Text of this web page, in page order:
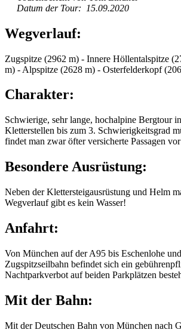
Datum der Tour: 15.09.2020
Wegverlauf:
Zugspitze (2962 m) - Innere Höllentalspitze
m) - Alpspitze (2628 m) - Osterfelderkopf
Charakter:
Schwierige, sehr lange, hochalpine Bergtour
Kletterstellen bis zum 3. Schwierigkeitsgrad
findet man zwar öfter versicherte Passagen
Besondere Ausrüstung:
Neben der Klettersteigausrüstung und Helm
Wegverlauf gibt es kein Wasser!
Anfahrt:
Von München auf der A95 bis Eschenlohe
Zugspitzseilbahn befindet sich ein
Nachtparkverbot auf beiden Parkplätzen
Mit der Bahn:
Mit der Deutschen Bahn von München nach